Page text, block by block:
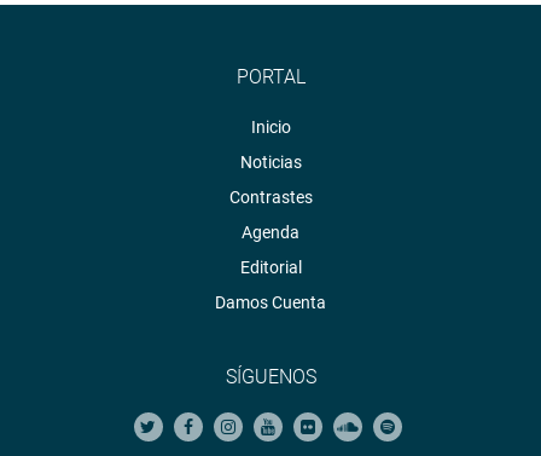
PORTAL
Inicio
Noticias
Contrastes
Agenda
Editorial
Damos Cuenta
SÍGUENOS